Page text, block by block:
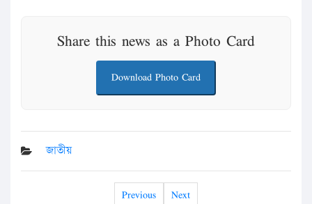
Share this news as a Photo Card
Download Photo Card
জাতীয়
Previous Next